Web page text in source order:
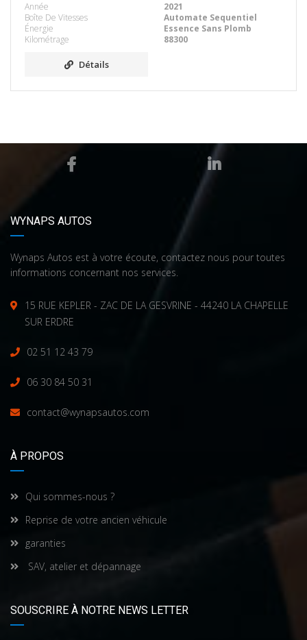
Année
2021
Boîte De Vitesses
Automate Sequentiel
Énergie
Essence Sans Plomb
Kilométrage
88300
Détails
WYNAPS AUTOS
Wynaps Autos est à votre écoute, contactez nous pour toutes
informations concernant nos services.
15 RUE KEPLER - ZAC DE LA GESVRINE - 44240 LA CHAPELLE
SUR ERDRE
02 51 12 43 79
06 30 84 50 31
contact@wynapsautos.com
À PROPOS
Qui sommes-nous ?
Reprise de votre ancien véhicule
garanties
SAV, atelier et dépannage
SOUSCRIRE À NOTRE NEWS LETTER